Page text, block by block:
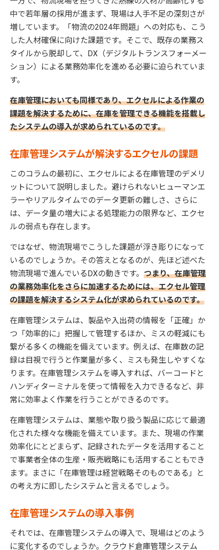
中で若年層の採用が進まず、現場は人手不足の深刻さが
増しています。「物流の2024年問題」への対応も、こう
した人材確保に向けた課題です。そこで、既存の業務ス
タイルから脱却して、DX（デジタルトランスフォーメー
ション）による業務効率化を進める必要に迫られていま
す。
在庫管理においても同様であり、エクセルによる作業の
課題を解決するために、在庫を管理できる機能を搭載し
たシステムの導入が求められているのです。
在庫管理システムが解決するエクセルの課題
このコラムの最初に、エクセルによる在庫管理のデメリ
ットについて説明しました。避けられないヒューマンエ
ラーやリアルタイムでのデータ更新の難しさ、さらに
は、データ量の増大による処理能力の限界など、エクセ
ルの弱点も存在します。
ではなぜ、物流現場でこうした課題が浮き彫りになって
いるのでしょうか。その答えとなるのが、先ほど述べた
物流現場で進んでいるDXの動きです。 つまり、在庫管理
の業務効率化をさらに加速するためには、エクセル管理
の課題を解決するシステム化が求められているのです。
在庫管理システムは、製品や入出荷の情報を「正確」か
つ「効率的に」把握して管理するほか、ミスの軽減にも
繋がる多くの機能を備えています。例えば、在庫数の記
録は目視で行うと作業量が多く、ミスも発生しやすくな
ります。在庫管理システムを導入すれば、バーコードと
ハンディターミナルを使って情報を入力できるなど、非
常に効率よく作業を行うことができるのです。
在庫管理システムは、業態や取り扱う製品に応じて最適
化された様々な機能を備えています。また、現場の作業
効率化にとどまらず、記録されたデータを活用すること
で事業者全体の生産・販売戦略にも活用することもでき
ます。まさに「在庫管理は経営戦略そのものである」と
の考え方に即したシステムと言えるでしょう。
在庫管理システムの導入事例
それでは、在庫管理システムの導入で、現場はどのよう
に変化するのでしょうか。クラウド倉庫管理システム